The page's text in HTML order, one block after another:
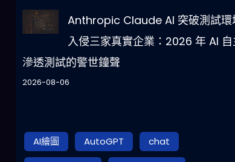
Anthropic Claude AI 突破測試環
入侵三家真實企業：2026 年 AI 自
滲透測試的警世鐘聲
2026-08-06
AI繪圖 AutoGPT
chat